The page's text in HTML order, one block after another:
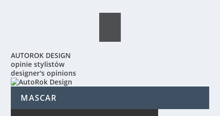
AUTOROK DESIGN
opinie stylistów
designer's opinions
MASCAR